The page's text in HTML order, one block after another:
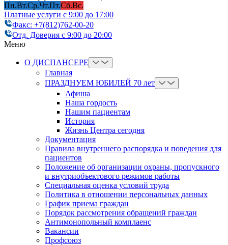
Пн.Вт.Ср.Чт.Пт.Сб.Вс.
Платные услуги с 9:00 до 17:00
Факс: +7(812)762-00-20
Отд. Доверия с 9:00 до 20:00
Меню
О ДИСПАНСЕРЕ
Главная
ПРАЗДНУЕМ ЮБИЛЕЙ 70 лет
Афиша
Наша гордость
Нашим пациентам
История
Жизнь Центра сегодня
Документация
Правила внутреннего распорядка и поведения для
пациентов
Положение об организации охраны, пропускного
и внутриобъектового режимов работы
Cпециальная оценка условий труда
Политика в отношении персональных данных
График приема граждан
Порядок рассмотрения обращений граждан
Антимонопольный комплаенс
Вакансии
Профсоюз